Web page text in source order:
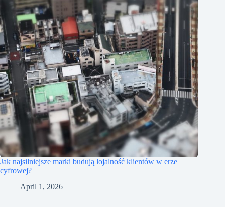
Jak najsilniejsze marki budują lojalność klientów w erze
cyfrowej?
April 1, 2026